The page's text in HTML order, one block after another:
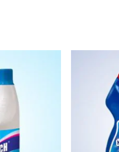
৳ 125.00
through
৳ 350.00